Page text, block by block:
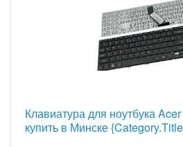
Клавиатура для ноутбука
купить в Минске